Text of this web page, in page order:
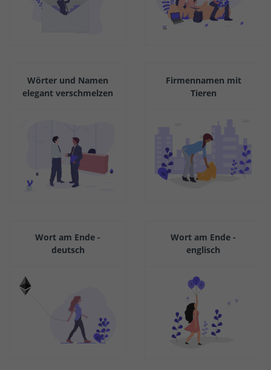
Wörter und Namen
elegant verschmelzen
Firmennamen mit
Tieren
Wort am Ende -
deutsch
Wort am Ende -
englisch